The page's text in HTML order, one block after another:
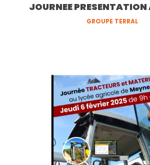
JOURNEE PRESENTATION
GROUPE TERRAL